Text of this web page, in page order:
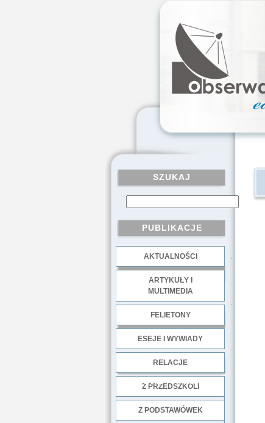
SZUKAJ
PUBLIKACJE
AKTUALNOŚCI
ARTYKUŁY I
MULTIMEDIA
FELIETONY
ESEJE I WYWIADY
RELACJE
Z PRZEDSZKOLI
Z PODSTAWÓWEK